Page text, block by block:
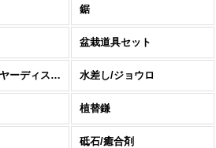
鋸
盆栽道具セット
ジャッキ/ワイヤーディスペンサー 水差し/ジョウロ
植替鎌
砥石/癒合剤